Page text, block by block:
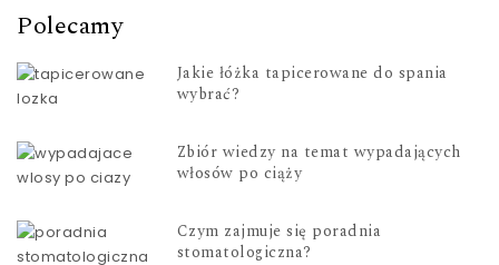
Polecamy
Jakie łóżka tapicerowane do spania
wybrać?
Zbiór wiedzy na temat wypadających
włosów po ciąży
Czym zajmuje się poradnia
stomatologiczna?